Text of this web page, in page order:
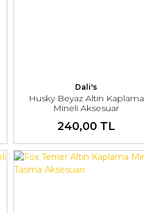
Dali's
Husky Beyaz Altın Kaplama
Mineli Aksesuar
240,00 TL